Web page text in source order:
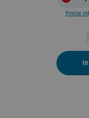
Preise